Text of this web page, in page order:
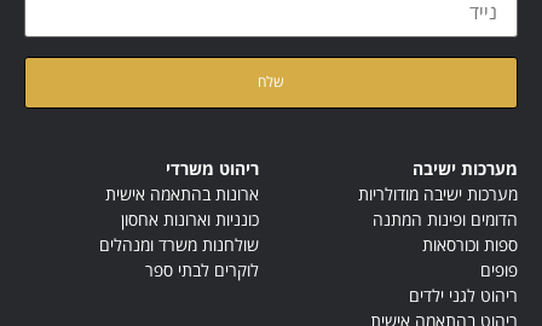
מדיניות הפרטיות
מערכות ישיבה
מערכות ישיבה מודולריות
הדומים ופינות המתנה
ספות וכורסאות
פופים
ריהוט לגני ילדים
ריהוט בהתאמה אישית
ריהוט משרדי
ארונות בהתאמה אישית
כונניות וארונות אחסון
שולחנות משרד ומנהלים
לוקרים לבתי ספר